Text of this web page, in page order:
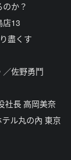
か？
店13
盡くす
佐野勇鬥
社長 高岡美奈
ル丸の內 東京